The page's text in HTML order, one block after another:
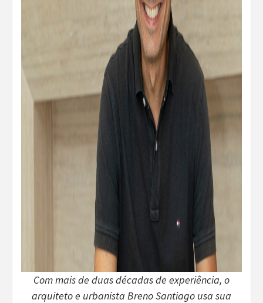
Com mais de duas décadas de experiência, o
arquiteto e urbanista Breno Santiago usa sua